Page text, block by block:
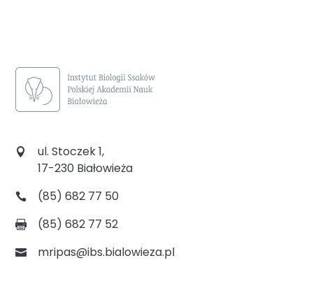
ul. Stoczek 1,
17-230 Białowieża
(85) 682 77 50
(85) 682 77 52
mripas@ibs.bialowieza.pl